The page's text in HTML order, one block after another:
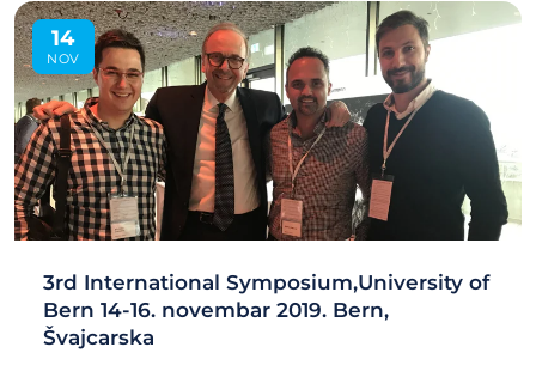
14
NOV
3rd International Symposium,University of
Bern 14-16. novembar 2019. Bern,
Švajcarska